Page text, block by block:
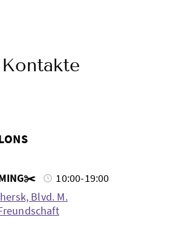
Kontakte
10:00-19:00
Blvd. M.